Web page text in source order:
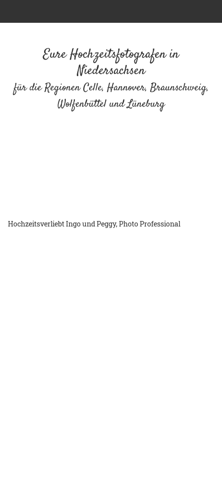
Eure Hochzeitsfotografen in
Niedersachsen
für die Regionen Celle, Hannover, Braunschweig,
Wolfenbüttel und Lüneburg
Hochzeitsverliebt Ingo und Peggy, Photo Professional